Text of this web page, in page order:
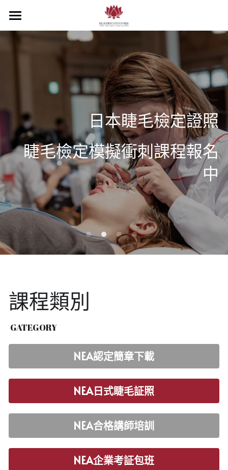
首頁
所有分類
企業包班
檢定班
証書申請
認定校申請
檢定報名
關於我們
認定學校
認定沙龍
最新消息
常見問題
場地租借
NEEC比賽
登錄/
搜索
@nea.tw
日本睫毛檢定證照
睫毛檢定模擬衝刺課程報名
中
課程類別
GATEGORY
NEA認定簡章下載
NEA日式睫毛証照
NEA合格講師培訓
NEA企業考証包班